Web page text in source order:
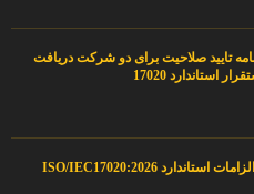
تایید صلاحیت برای دو شرکت دریافت
استاندارد 17020
دوره آموزشی آشنایی با الزامات استاندارد ISO/IEC17020:2026